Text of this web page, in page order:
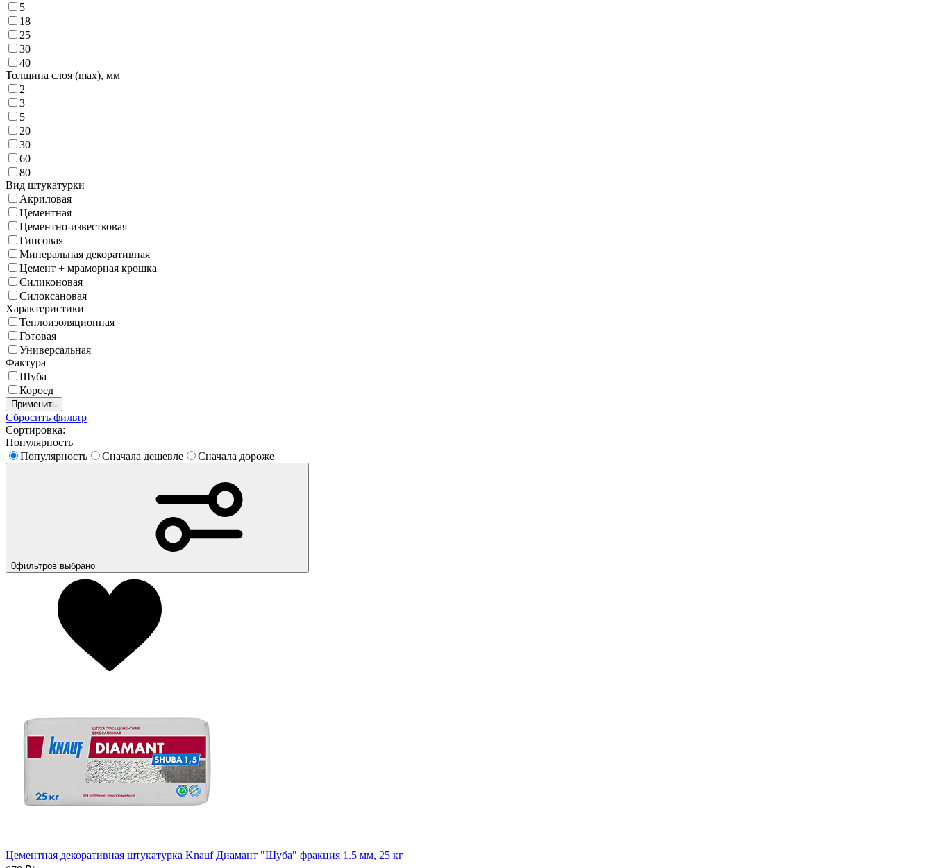
5
18
25
30
40
Толщина слоя (max), мм
2
3
5
20
30
60
80
Вид штукатурки
Акриловая
Цементная
Цементно-известковая
Гипсовая
Минеральная декоративная
Цемент + мраморная крошка
Силиконовая
Силоксановая
Характеристики
Теплоизоляционная
Готовая
Универсальная
Фактура
Шуба
Короед
Применить
Сбросить фильтр
Сортировка:
Популярность
Популярность
Сначала дешевле Сначала дороже
0фильтров выбрано
Цементная декоративная штукатурка Knauf Диамант "Шуба" фракция 1.5 мм, 25 кг